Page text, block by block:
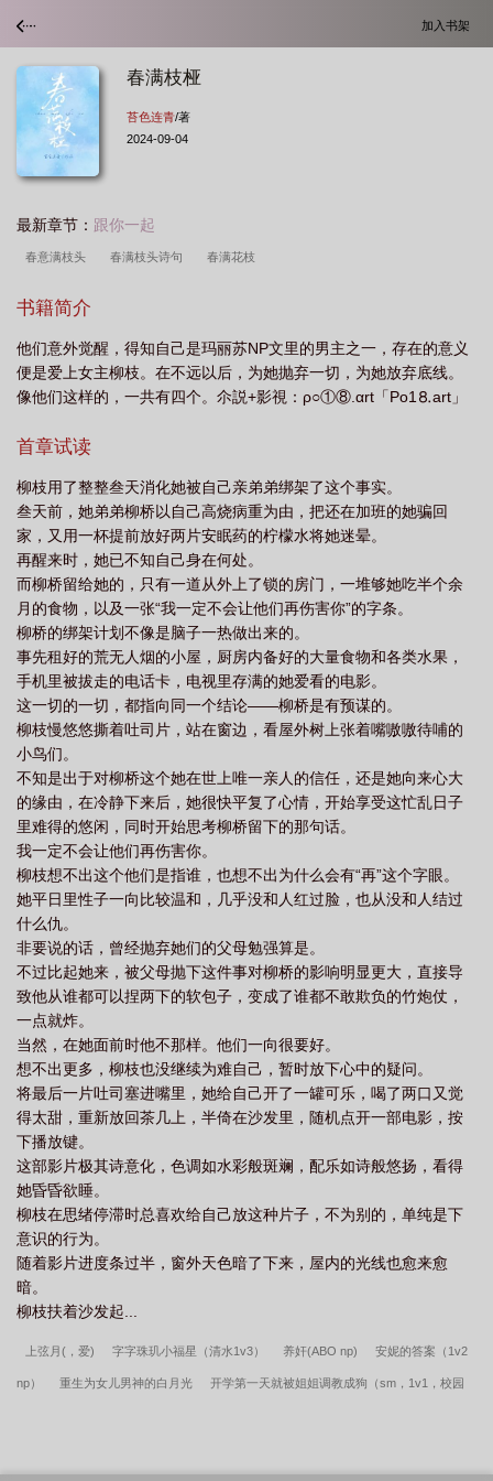
加入书架
春满枝桠
苔色连青/著
2024-09-04
最新章节： 跟你一起
春意满枝头 春满枝头诗句 春满花枝
书籍简介
他们意外觉醒，得知自己是玛丽苏NP文里的男主之一，存在的意义
便是爱上女主柳枝。在不远以后，为她抛弃一切，为她放弃底线。
像他们这样的，一共有四个。尒説+影視：ρ○①⑧.αrt「Рo1⒏аrt」
首章试读
柳枝用了整整叁天消化她被自己亲弟弟绑架了这个事实。
叁天前，她弟弟柳桥以自己高烧病重为由，把还在加班的她骗回
家，又用一杯提前放好两片安眠药的柠檬水将她迷晕。
再醒来时，她已不知自己身在何处。
而柳桥留给她的，只有一道从外上了锁的房门，一堆够她吃半个余
月的食物，以及一张“我一定不会让他们再伤害你”的字条。
柳桥的绑架计划不像是脑子一热做出来的。
事先租好的荒无人烟的小屋，厨房内备好的大量食物和各类水果，
手机里被拔走的电话卡，电视里存满的她爱看的电影。
这一切的一切，都指向同一个结论——柳桥是有预谋的。
柳枝慢悠悠撕着吐司片，站在窗边，看屋外树上张着嘴嗷嗷待哺的
小鸟们。
不知是出于对柳桥这个她在世上唯一亲人的信任，还是她向来心大
的缘由，在冷静下来后，她很快平复了心情，开始享受这忙乱日子
里难得的悠闲，同时开始思考柳桥留下的那句话。
我一定不会让他们再伤害你。
柳枝想不出这个他们是指谁，也想不出为什么会有“再”这个字眼。
她平日里性子一向比较温和，几乎没和人红过脸，也从没和人结过
什么仇。
非要说的话，曾经抛弃她们的父母勉强算是。
不过比起她来，被父母抛下这件事对柳桥的影响明显更大，直接导
致他从谁都可以捏两下的软包子，变成了谁都不敢欺负的竹炮仗，
一点就炸。
当然，在她面前时他不那样。他们一向很要好。
想不出更多，柳枝也没继续为难自己，暂时放下心中的疑问。
将最后一片吐司塞进嘴里，她给自己开了一罐可乐，喝了两口又觉
得太甜，重新放回茶几上，半倚在沙发里，随机点开一部电影，按
下播放键。
这部影片极其诗意化，色调如水彩般斑斓，配乐如诗般悠扬，看得
她昏昏欲睡。
柳枝在思绪停滞时总喜欢给自己放这种片子，不为别的，单纯是下
意识的行为。
随着影片进度条过半，窗外天色暗了下来，屋内的光线也愈来愈
暗。
柳枝扶着沙发起...
上弦月(，爱) 字字珠玑小福星（清水1v3） 养奸(ABO np) 安妮的答案（1v2
np） 重生为女儿男神的白月光 开学第一天就被姐姐调教成狗（sm，1v1，校园